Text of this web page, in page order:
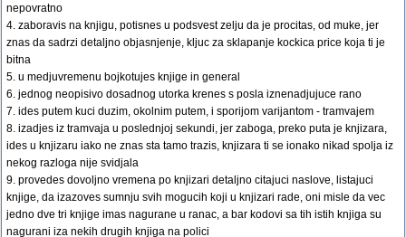
nepovratno
4. zaboravis na knjigu, potisnes u podsvest zelju da je procitas, od muke, jer
znas da sadrzi detaljno objasnjenje, kljuc za sklapanje kockica price koja ti je
bitna
5. u medjuvremenu bojkotujes knjige in general
6. jednog neopisivo dosadnog utorka krenes s posla iznenadjujuce rano
7. ides putem kuci duzim, okolnim putem, i sporijom varijantom - tramvajem
8. izadjes iz tramvaja u poslednjoj sekundi, jer zaboga, preko puta je knjizara,
ides u knjizaru iako ne znas sta tamo trazis, knjizara ti se ionako nikad spolja iz
nekog razloga nije svidjala
9. provedes dovoljno vremena po knjizari detaljno citajuci naslove, listajuci
knjige, da izazoves sumnju svih mogucih koji u knjizari rade, oni misle da vec
jedno dve tri knjige imas nagurane u ranac, a bar kodovi sa tih istih knjiga su
nagurani iza nekih drugih knjiga na polici